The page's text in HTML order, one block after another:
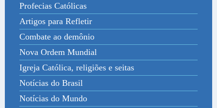
Profecias Católicas
Artigos para Refletir
Combate ao demônio
Nova Ordem Mundial
Igreja Católica, religiões e seitas
Notícias do Brasil
Notícias do Mundo